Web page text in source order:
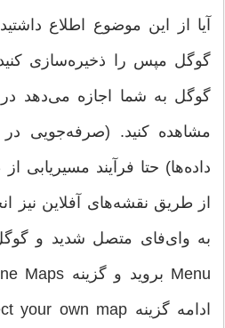
آیا از این موضوع اطلاع
گوگل مپس را ذخیره‌سازی
گوگل به شما اجازه می‌دهد در
مشاهده کنید. (صرفه‌جویی
از طریق نقشه‌های آفلاین نیز
به وای‌فای متصل شدید و